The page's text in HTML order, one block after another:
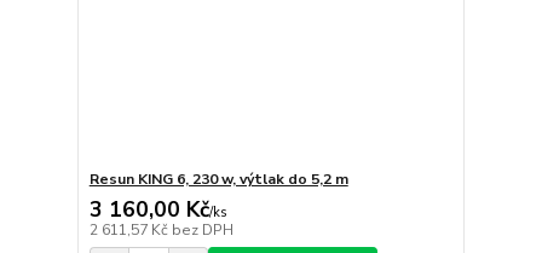
Resun KING 6, 230 w, výtlak do 5,2 m
3 160,00 Kč/ks
2 611,57 Kč bez DPH